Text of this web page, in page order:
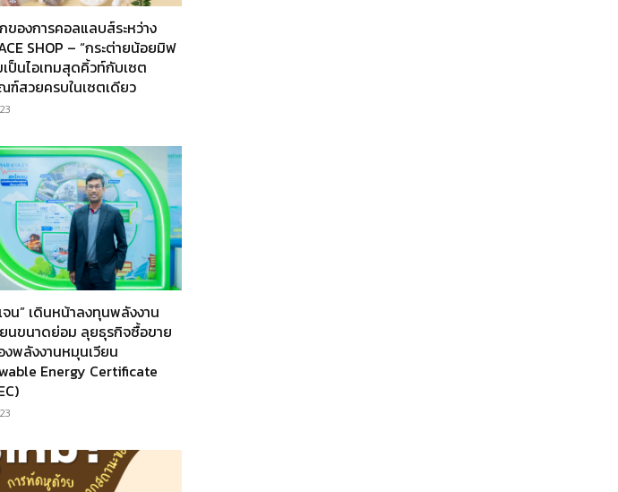
ของการคอลแลบส์ระหว่าง
SHOP – “กระต่ายน้อยมิฟ
ป็นไอเทมสุดคิ้วท์กับเซต
สวยครบในเซตเดียว
จน” เดินหน้าลงทุนพลังงาน
นขนาดย่อม ลุยธุรกิจซื้อขาย
งพลังงานหมุนเวียน
Energy Certificate